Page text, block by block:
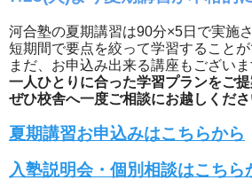
河合塾の夏期講習は90分×5日で実施さ
短期間で要点を絞って学習することが
まだ、お申込み出来る講座もございま
一人ひとりに合った学習プランをご提
ぜひ校舎へ一度ご相談にお越しくださ
夏期講習お申込みはこちらから
入塾説明会・個別相談はこちら